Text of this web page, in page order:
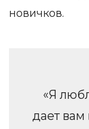
новичков.
«Я
дает